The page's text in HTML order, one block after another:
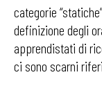
categorie
definizione degli
apprendistati di
ci sono scarni